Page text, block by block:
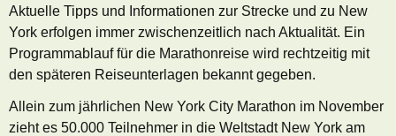
Aktuelle Tipps und Informationen zur Strecke und zu New
York erfolgen immer zwischenzeitlich nach Aktualität. Ein
Programmablauf für die Marathonreise wird rechtzeitig mit
den späteren Reiseunterlagen bekannt gegeben.
Allein zum jährlichen New York City Marathon im November
zieht es 50.000 Teilnehmer in die Weltstadt New York am